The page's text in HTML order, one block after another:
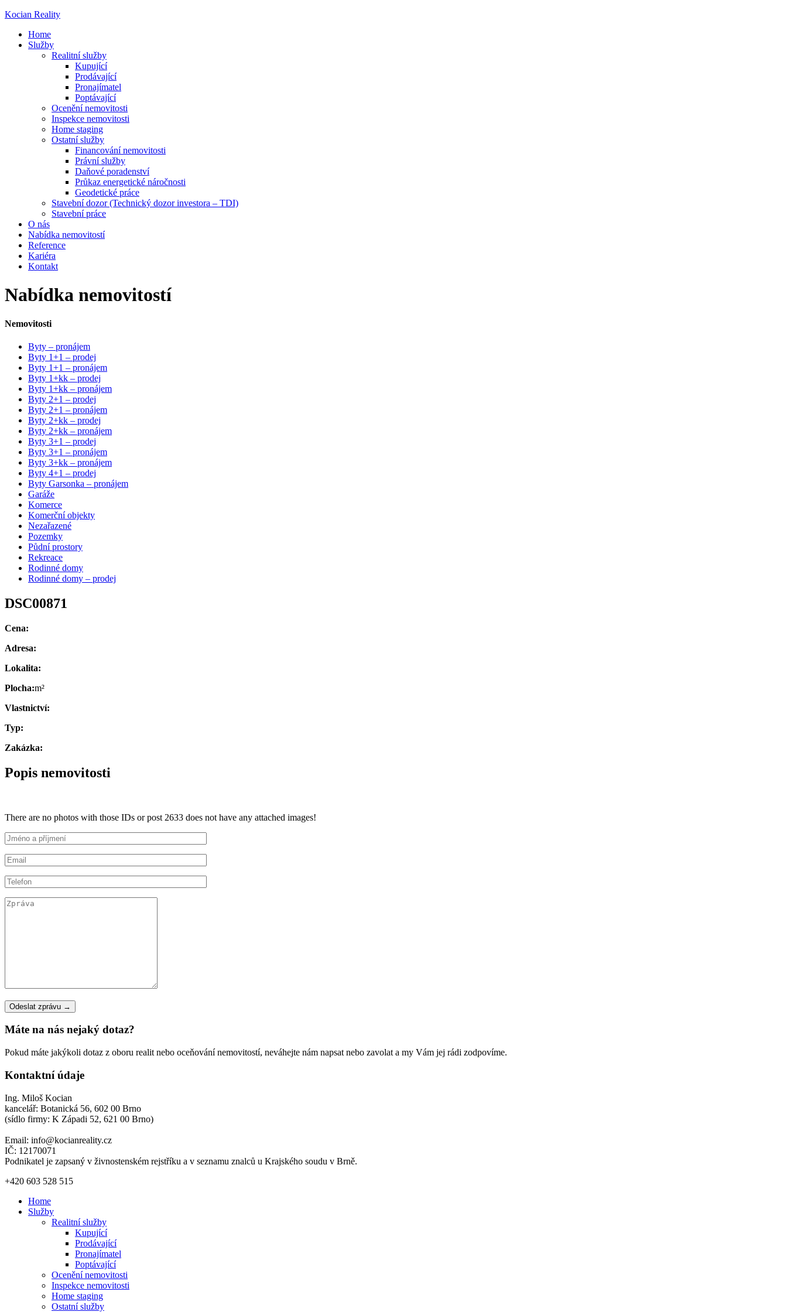
Kocian Reality
Home
Služby
Realitní služby
Kupující
Prodávající
Pronajímatel
Poptávající
Ocenění nemovitosti
Inspekce nemovitosti
Home staging
Ostatní služby
Financování nemovitosti
Právní služby
Daňové poradenství
Průkaz energetické náročnosti
Geodetické práce
Stavební dozor (Technický dozor investora – TDI)
Stavební práce
O nás
Nabídka nemovitostí
Reference
Kariéra
Kontakt
Nabídka nemovitostí
Nemovitosti
Byty – pronájem
Byty 1+1 – prodej
Byty 1+1 – pronájem
Byty 1+kk – prodej
Byty 1+kk – pronájem
Byty 2+1 – prodej
Byty 2+1 – pronájem
Byty 2+kk – prodej
Byty 2+kk – pronájem
Byty 3+1 – prodej
Byty 3+1 – pronájem
Byty 3+kk – pronájem
Byty 4+1 – prodej
Byty Garsonka – pronájem
Garáže
Komerce
Komerční objekty
Nezařazené
Pozemky
Půdní prostory
Rekreace
Rodinné domy
Rodinné domy – prodej
DSC00871
Cena:
Adresa:
Lokalita:
Plocha:m²
Vlastnictví:
Typ:
Zakázka:
Popis nemovitosti
There are no photos with those IDs or post 2633 does not have any attached images!
Máte na nás nejaký dotaz?
Pokud máte jakýkoli dotaz z oboru realit nebo oceňování nemovitostí, neváhejte nám napsat nebo zavolat a my Vám jej rádi zodpovíme.
Kontaktní údaje
Ing. Miloš Kocian
kancelář: Botanická 56, 602 00 Brno
(sídlo firmy: K Západi 52, 621 00 Brno)
Email: info@kocianreality.cz
IČ: 12170071
Podnikatel je zapsaný v živnostenském rejstříku a v seznamu znalců u Krajského soudu v Brně.
+420 603 528 515
Home
Služby
Realitní služby
Kupující
Prodávající
Pronajímatel
Poptávající
Ocenění nemovitosti
Inspekce nemovitosti
Home staging
Ostatní služby